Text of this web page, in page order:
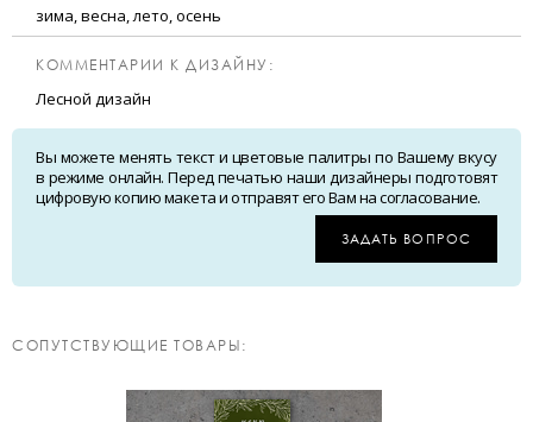
зима, весна, лето, осень
КОММЕНТАРИИ К ДИЗАЙНУ:
Лесной дизайн
Вы можете менять текст и цветовые палитры по Вашему вкусу
в режиме онлайн. Перед печатью наши дизайнеры подготовят
цифровую копию макета и отправят его Вам на согласование.
ЗАДАТЬ ВОПРОС
CОПУТСТВУЮЩИЕ ТОВАРЫ: